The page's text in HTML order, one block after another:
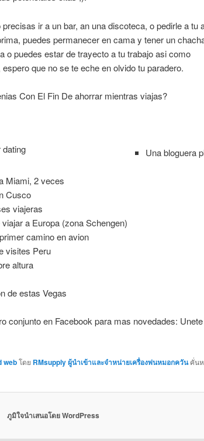
ir a un bar, an una discoteca, o pedirle a tu
puedes permanecer en cama y tener un
o puedes estar de trayecto a tu trabajo asi como
que no se te eche en olvido tu paradero.
Con El Fin De ahorrar mientras viajas?
Una bloguera
Miami, 2 veces
Cusco
viajeras
a Europa (zona Schengen)
camino en avion
visites Peru
altura
de estas Vegas
conjunto en Facebook para mas novedades:
webโดย RMsupply ผู้นำเข้าและจำหน่ายเครื่องพ่นหมอกควันคั่น
ภูมิใจนำเสนอโดย WordPress